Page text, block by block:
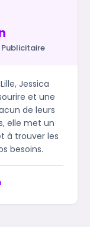
Jessica
et une
de leurs
elle met un
à trouver les
besoins.